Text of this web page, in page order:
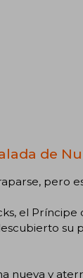
de
pero
el
nueva y